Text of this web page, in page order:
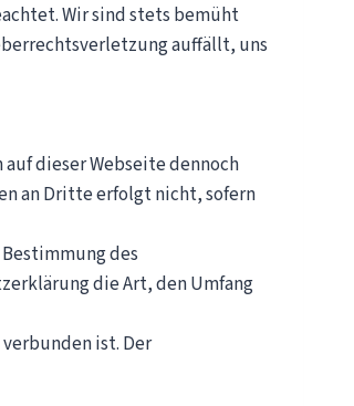
Wir sind stets bemüht
auffällt, uns
dieser Webseite dennoch
an Dritte erfolgt nicht, sofern
des
die Art, den Umfang
ist. Der